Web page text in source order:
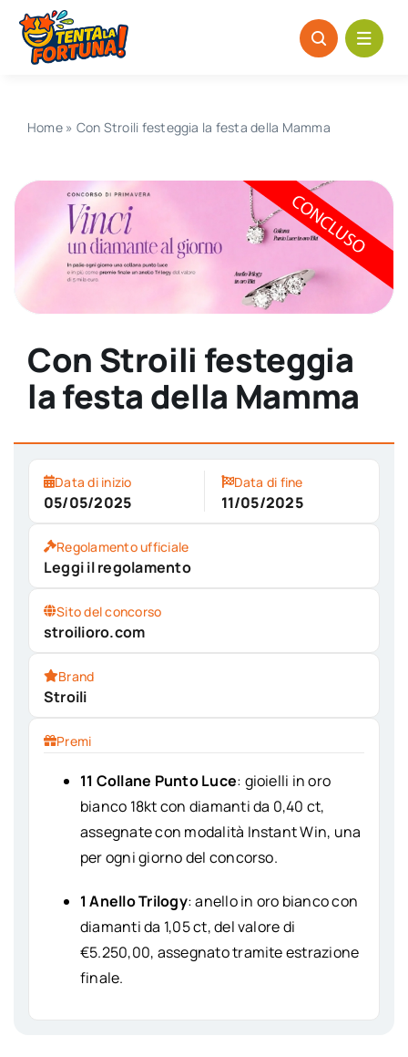
Salta
contenuto
Home» Con Stroili festeggia la festa della Mamma
Con Stroili festeggia
la festa della Mamma
Data di inizio
05/05/2025
Data di fine
11/05/2025
Regolamento ufficiale
Leggi il regolamento
Sito del concorso
stroilioro.com
Brand
Stroili
Premi
11 Collane Punto Luce: gioielli in oro
bianco 18kt con diamanti da 0,40 ct,
assegnate con modalità Instant Win, una
per ogni giorno del concorso.
1 Anello Trilogy:anello in oro bianco con
diamanti da 1,05 ct, del valore di
€5.250,00, assegnato tramite estrazione
finale.